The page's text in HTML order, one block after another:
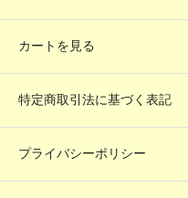
カートを見る
特定商取引法に基づく表記
プライバシーポリシー